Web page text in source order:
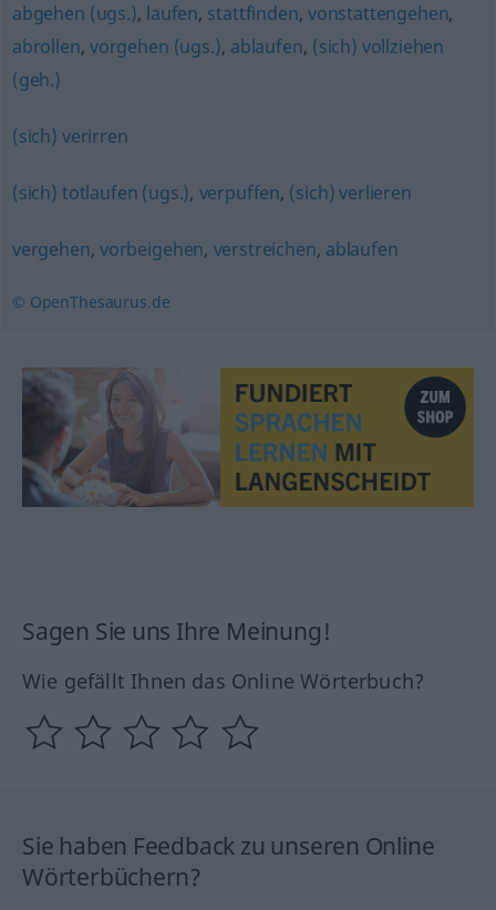
abgehen (ugs.), laufen, stattfinden, vonstattengehen,
abrollen, vorgehen (ugs.), ablaufen, (sich) vollziehen
(geh.)
(sich) verirren
(sich) totlaufen (ugs.), verpuffen, (sich) verlieren
vergehen, vorbeigehen, verstreichen, ablaufen
© OpenThesaurus.de
Sagen Sie uns Ihre Meinung!
Wie gefällt Ihnen das Online Wörterbuch?
Sie haben Feedback zu unseren Online
Wörterbüchern?